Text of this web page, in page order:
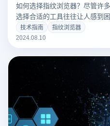
如何选择指纹浏览器？尽管许
选择合适的工具往往让人感到
防关联效果和定价策略。以下
的关键因素：
技术指南
指纹浏览器
2024.08.10